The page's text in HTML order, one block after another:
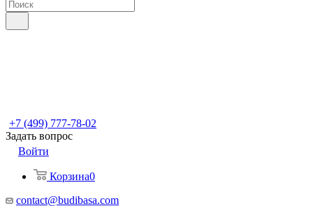
+7 (499) 777-78-02
Задать вопрос
Войти
Корзина0
contact@budibasa.com